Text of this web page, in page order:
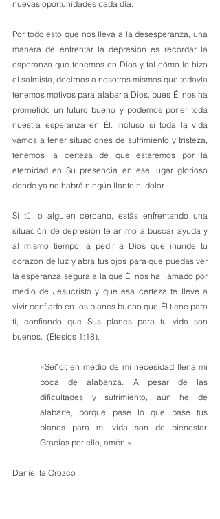
nuevas oportunidades cada día.
Por todo esto que nos lleva a la desesperanza, una
manera de enfrentar la depresión es recordar la
esperanza que tenemos en Dios y tal cómo lo hizo
el salmista, decirnos a nosotros mismos que todavía
tenemos motivos para alabar a Dios, pues Él nos ha
prometido un futuro bueno y podemos poner toda
nuestra esperanza en Él. Incluso si toda la vida
vamos a tener situaciones de sufrimiento y tristeza,
tenemos la certeza de que estaremos por la
eternidad en Su presencia en ese lugar glorioso
donde ya no habrá ningún llanto ni dolor.
Si tú, o alguien cercano, estás enfrentando una
situación de depresión te animo a buscar ayuda y
al mismo tiempo, a pedir a Dios que inunde tu
corazón de luz y abra tus ojos para que puedas ver
la esperanza segura a la que Él nos ha llamado por
medio de Jesucristo y que esa certeza te lleve a
vivir confiado en los planes bueno que Él tiene para
ti, confiando que Sus planes para tu vida son
buenos.  (Efesios 1:18).
«Señor, en medio de mi necesidad llena mi
boca de alabanza. A pesar de las
dificultades y sufrimiento, aún he de
alabarte, porque pase lo que pase tus
planes para mi vida son de bienestar.
Gracias por ello, amén.»
Danielita Orozco